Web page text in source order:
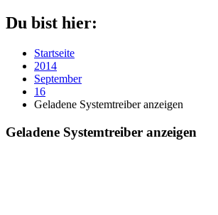
Du bist hier:
Startseite
2014
September
16
Geladene Systemtreiber anzeigen
Geladene Systemtreiber anzeigen